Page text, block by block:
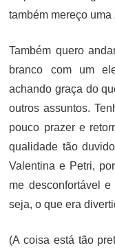
também mereço
Também quero
branco com um
achando graça do
outros assuntos.
pouco prazer e
qualidade tão
Valentina e Petri,
me desconfortável
seja, o que era
(A coisa está tão